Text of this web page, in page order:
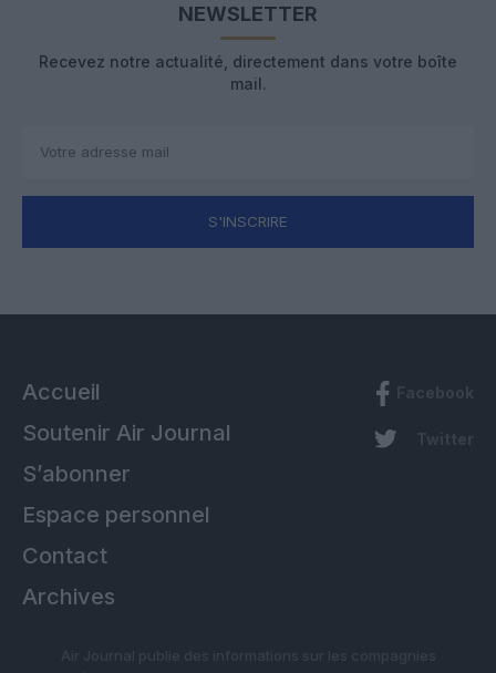
NEWSLETTER
Recevez notre actualité, directement dans votre boîte
mail.
S'INSCRIRE
Accueil
Soutenir Air Journal
S’abonner
Espace personnel
Contact
Archives